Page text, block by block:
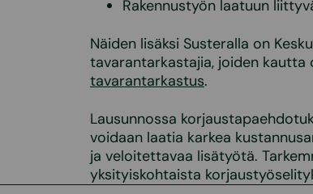
Rakennustyön laatuun
Näiden lisäksi Susteralla on
tavarantarkastajia, joiden kautta
tavarantarkastus.
Lausunnossa
voidaan laatia karkea
ja veloitettavaa lisätyötä.
yksityiskohtaista